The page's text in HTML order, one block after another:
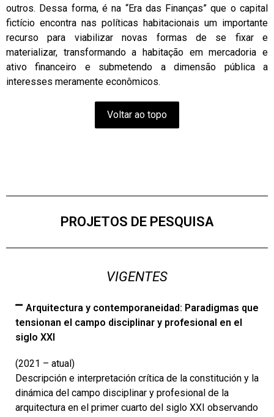
outros. Dessa forma, é na “Era das Finanças” que o capital
fictício encontra nas políticas habitacionais um importante
recurso para viabilizar novas formas de se fixar e
materializar, transformando a habitação em mercadoria e
ativo financeiro e submetendo a dimensão pública a
interesses meramente econômicos.
Voltar ao topo
PROJETOS DE PESQUISA
VIGENTES
Arquitectura y contemporaneidad: Paradigmas que
tensionan el campo disciplinar y profesional en el
siglo XXI
(2021 – atual)
Descripción e interpretación crítica de la constitución y la
dinámica del campo disciplinar y profesional de la
arquitectura en el primer cuarto del siglo XXI observando